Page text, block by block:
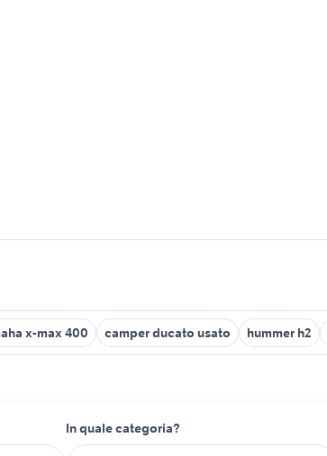
x-max 400 camper ducato usato hummer h2
In quale categoria?